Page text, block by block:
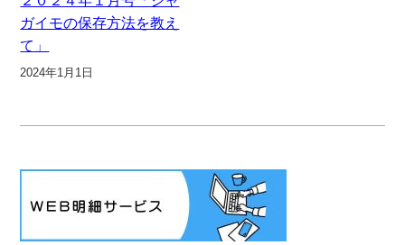
ガイモの保存方法を教え
て」
2024年1月1日